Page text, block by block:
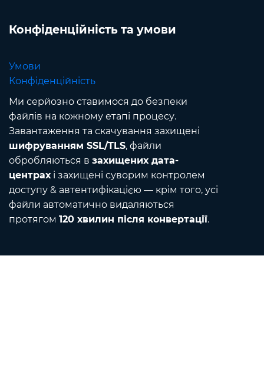
Конфіденційність та умови
Умови
Конфіденційність
Ми серйозно ставимося до безпеки
файлів на кожному етапі процесу.
Завантаження та скачування захищені
шифруванням SSL/TLS, файли
обробляються в захищених дата-
центрахі захищені суворим контролем
доступу & автентифікацією — крім того, усі
файли автоматично видаляються
протягом 120 хвилин після конвертації.